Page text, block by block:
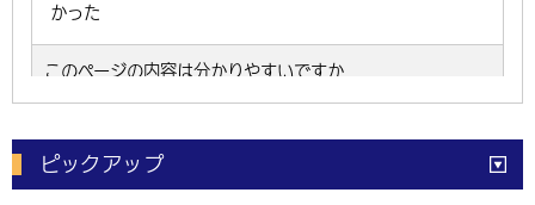
ピックアップ